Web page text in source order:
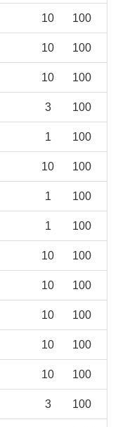
10 100
10 100
10 100
3 100
1 100
10 100
1 100
1 100
10 100
10 100
10 100
10 100
10 100
3 100